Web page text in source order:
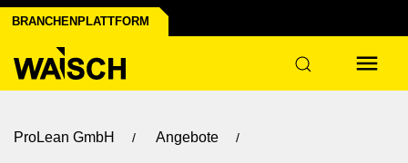
BRANCHENPLATTFORM
ProLean GmbH Angebote